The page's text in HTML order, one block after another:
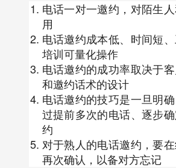
电话一对一邀约，对陌生
用
电话邀约成本低、时间短
培训可量化操作
电话邀约的成功率取决于
和邀约话术的设计
电话邀约的技巧是一旦明
过提前多次的电话、逐步
约
对于熟人的电话邀约，要
再次确认，以备对方忘记